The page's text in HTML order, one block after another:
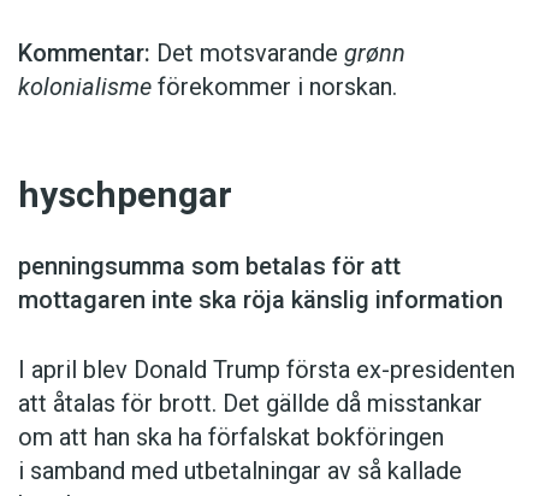
Kommentar: Det motsvarande grønn
kolonialisme före­kommer i norskan.
hyschpengar
penningsumma som betalas för att
mottagaren inte ska röja känslig information
I april blev Donald Trump första ex-presidenten
att åtalas för brott. Det gällde då misstankar
om att han ska ha förfalskat bokföringen
i samband med utbetalningar av så kallade